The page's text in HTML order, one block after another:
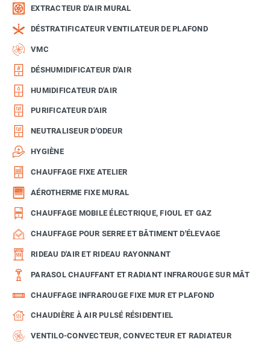
EXTRACTEUR D'AIR MURAL
DÉSTRATIFICATEUR VENTILATEUR DE PLAFOND
VMC
DÉSHUMIDIFICATEUR D'AIR
HUMIDIFICATEUR D'AIR
PURIFICATEUR D'AIR
NEUTRALISEUR D'ODEUR
HYGIÈNE
CHAUFFAGE FIXE ATELIER
AÉROTHERME FIXE MURAL
CHAUFFAGE MOBILE ÉLECTRIQUE, FIOUL ET GAZ
CHAUFFAGE POUR SERRE ET BÂTIMENT D'ÉLEVAGE
RIDEAU D'AIR ET RIDEAU RAYONNANT
PARASOL CHAUFFANT ET RADIANT INFRAROUGE SUR MÂT
CHAUFFAGE INFRAROUGE FIXE MUR ET PLAFOND
CHAUDIÈRE À AIR PULSÉ RÉSIDENTIEL
VENTILO-CONVECTEUR, CONVECTEUR ET RADIATEUR